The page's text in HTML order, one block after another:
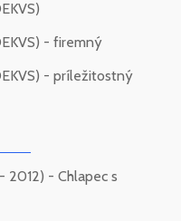
- firemný
- príležitostný
2012) - Chlapec s